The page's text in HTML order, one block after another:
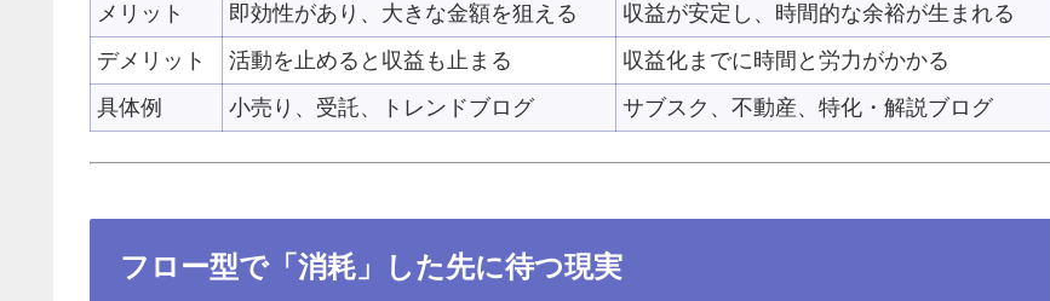
メリット
即効性があり、大きな金額を狙える
収益が安定し、時間的な余裕が生まれる
デメリット
活動を止めると収益も止まる
収益化までに時間と労力がかかる
具体例
小売り、受託、トレンドブログ サブスク、不動産、特化・解説ブログ
フロー型で「消耗」した先に待つ現実